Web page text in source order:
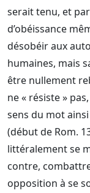
serait tenu, et
d’obéissance
désobéir aux
humaines, mais
être nullement
ne « résiste »
sens du mot
(début de Rom.
littéralement se
contre,
opposition à se